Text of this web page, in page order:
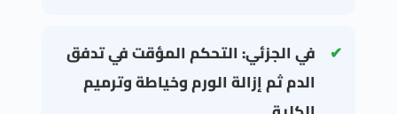
في الجزئي: التحكم المؤقت في تدفق
الدم ثم إزالة الورم وخياطة وترميم